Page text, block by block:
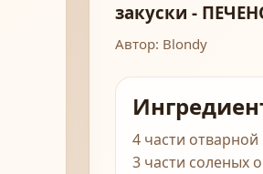
закуски -
Автор: Blondy
4 части
3 части соленых